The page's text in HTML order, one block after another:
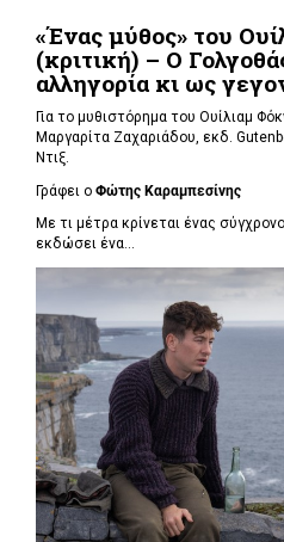
«Ένας μύθος» του
(κριτική) – Ο
αλληγορία κι ως
Για το μυθιστόρημα του Ουίλιαμ
Μαργαρίτα Ζαχαριάδου, εκδ.
Ντιξ.
Γράφει ο Φώτης Καραμπεσίνης
Με τι μέτρα κρίνεται ένας
εκδώσει ένα...